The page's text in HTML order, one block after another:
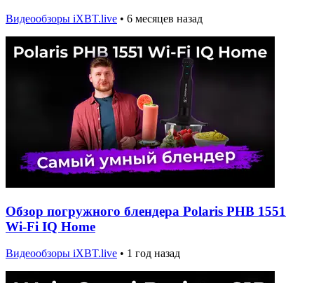
Видеообзоры iXBT.live • 6 месяцев назад
Обзор погружного блендера Polaris PHB 1551
Wi-Fi IQ Home
Видеообзоры iXBT.live • 1 год назад